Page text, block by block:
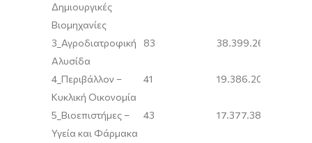
Δημιουργικές
Βιομηχανίες
3_Αγροδιατροφική
Αλυσίδα
83 38.399.261,68
4_Περιβάλλον –
Κυκλική Οικονομία
41 19.386.207,64
5_Βιοεπιστήμες –
Υγεία και Φάρμακα
43 17.377.389,56